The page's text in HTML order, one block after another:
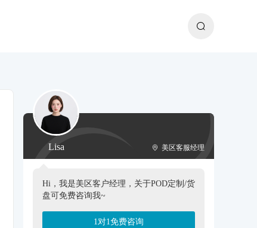
Lisa 美区客服经理
Hi，我是美区客户经理，关于POD定制/货
盘可免费咨询我~
1对1免费咨询